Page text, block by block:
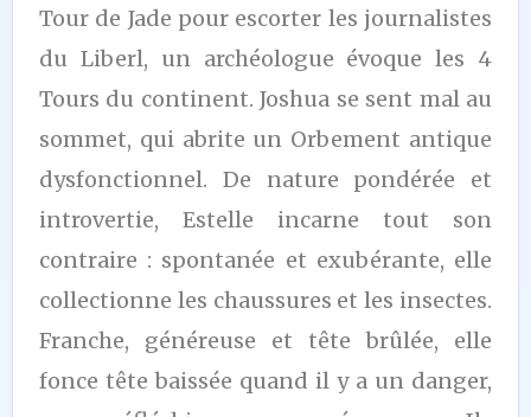
Tour de Jade pour escorter les journalistes
du Liberl, un archéologue évoque les 4
Tours du continent. Joshua se sent mal au
sommet, qui abrite un Orbement antique
dysfonctionnel. De nature pondérée et
introvertie, Estelle incarne tout son
contraire : spontanée et exubérante, elle
collectionne les chaussures et les insectes.
Franche, généreuse et tête brûlée, elle
fonce tête baissée quand il y a un danger,